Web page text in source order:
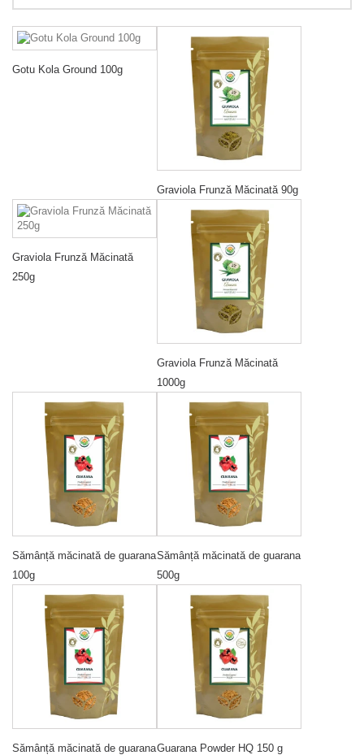
Gotu Kola Ground 100g
Graviola Frunză Măcinată 90g
Graviola Frunză Măcinată
250g
Graviola Frunză Măcinată
1000g
Sămânță măcinată de guarana
100g
Sămânță măcinată de guarana
500g
Sămânță măcinată de guaranaGuarana Powder HQ 150 g